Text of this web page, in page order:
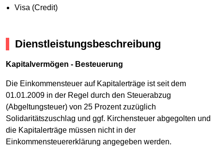
Visa (Credit)
Dienstleistungsbeschreibung
Kapitalvermögen - Besteuerung
Die Einkommensteuer auf Kapitalerträge ist seit dem
01.01.2009 in der Regel durch den Steuerabzug
(Abgeltungsteuer) von 25 Prozent zuzüglich
Solidaritätszuschlag und ggf. Kirchensteuer abgegolten und
die Kapitalerträge müssen nicht in der
Einkommensteuererklärung angegeben werden.